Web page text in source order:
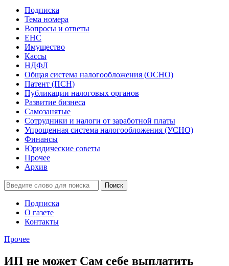
Подписка
Тема номера
Вопросы и ответы
ЕНС
Имущество
Кассы
НДФЛ
Общая система налогообложения (ОСНО)
Патент (ПСН)
Публикации налоговых органов
Развитие бизнеса
Самозанятые
Сотрудники и налоги от заработной платы
Упрощенная система налогообложения (УСНО)
Финансы
Юридические советы
Прочее
Архив
Подписка
О газете
Контакты
Прочее
ИП не может Сам себе выплатить